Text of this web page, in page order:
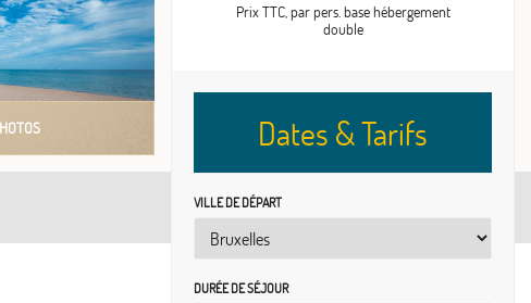
Prix TTC, par pers. base hébergement
double
Dates & Tarifs
VILLE DE DÉPART
DURÉE DE SÉJOUR
VEN. 1050 € /pers.
972 €
04
AVR.
748 €/pers.
Retour le
LUN. 799 €
07/04/2027